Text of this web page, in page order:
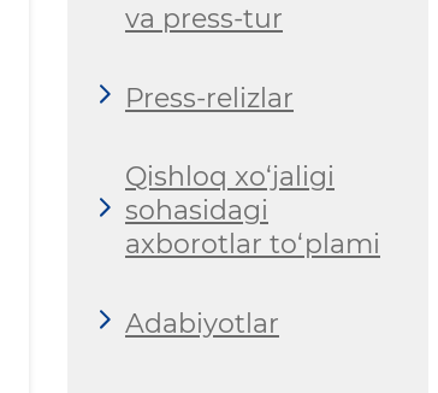
va press-tur
Press-relizlar
Qishloq xo‘jaligi
sohasidagi
axborotlar to‘plami
Adabiyotlar